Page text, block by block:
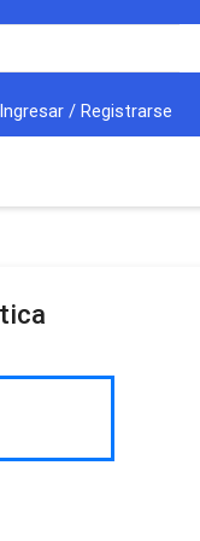
Ingresar / Registrarse